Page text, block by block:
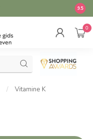
9.5
0
/ Vitamine K